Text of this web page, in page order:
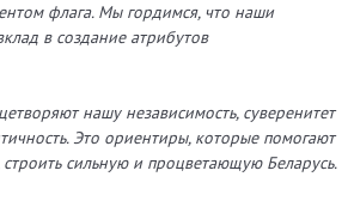
флага. Мы гордимся, что наши
в создание атрибутов
нашу независимость, суверенитет
Это ориентиры, которые помогают
строить сильную и процветающую Беларусь.